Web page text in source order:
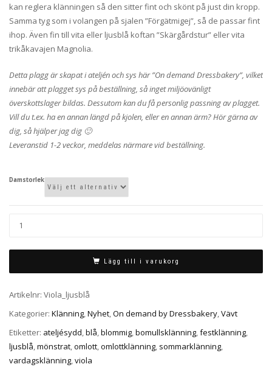
kan reglera klänningen så den sitter fint och skönt på just din kropp.
Samma tyg som i volangen på sjalen ”Förgätmigej”, så de passar fint
ihop. Även fin till vita eller ljusblå koftan ”Skärgårdstur” eller vita
trikåkavajen Magnolia.
Detta plagg är skapat i ateljén och sys här ”On demand Dressbakery”, vilket
innebär att plagget sys på beställning, så inget miljöovänligt
överskottslager bildas. Dessutom kan du få personlig passning av plagget.
Vill du t.ex. ha en annan längd på kjolen, eller en annan ärm? Hör gärna av
dig, så hjälper jag dig 🙂
Leveranstid 1-2 veckor, meddelas närmare vid beställning.
Damstorlek
Lägg till i varukorg
Artikelnr: Viola_ljusblå
Kategorier: Klänning,Nyhet,On demand by Dressbakery,Vävt
Etiketter: ateljésydd,blå,blommig,bomullsklänning,festklänning,
ljusblå,mönstrat,omlott,omlottklänning, sommarklänning,
vardagsklänning,viola